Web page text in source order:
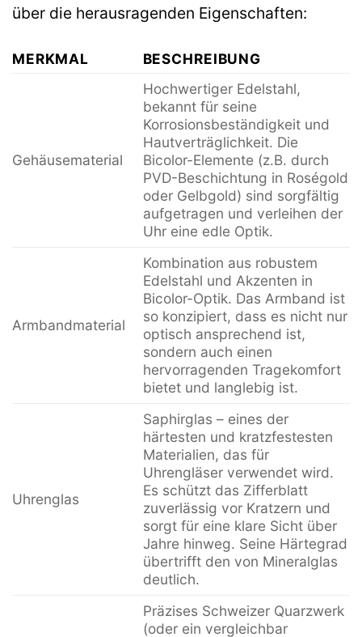
über die herausragenden Eigenschaften:
MERKMAL BESCHREIBUNG
Gehäusematerial
Hochwertiger Edelstahl,
bekannt für seine
Korrosionsbeständigkeit und
Hautverträglichkeit. Die
Bicolor-Elemente (z.B. durch
PVD-Beschichtung in Roségold
oder Gelbgold) sind sorgfältig
aufgetragen und verleihen der
Uhr eine edle Optik.
Armbandmaterial
Kombination aus robustem
Edelstahl und Akzenten in
Bicolor-Optik. Das Armband ist
so konzipiert, dass es nicht nur
optisch ansprechend ist,
sondern auch einen
hervorragenden Tragekomfort
bietet und langlebig ist.
Uhrenglas
Saphirglas – eines der
härtesten und kratzfestesten
Materialien, das für
Uhrengläser verwendet wird.
Es schützt das Zifferblatt
zuverlässig vor Kratzern und
sorgt für eine klare Sicht über
Jahre hinweg. Seine Härtegrad
übertrifft den von Mineralglas
deutlich.
Präzises Schweizer Quarzwerk
(oder ein vergleichbar